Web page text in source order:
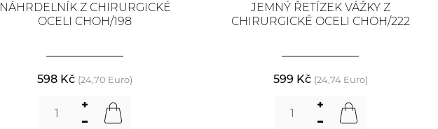
NÁHRDELNÍK Z CHIRURGICKÉ
OCELI CHOH/198
598 Kč (24,70 Euro)
JEMNÝ ŘETÍZEK VÁŽKY Z
CHIRURGICKÉ OCELI CHOH/222
599 Kč (24,74 Euro)